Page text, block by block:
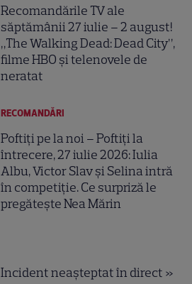
Recomandările TV ale
săptămânii 27 iulie – 2 august!
„The Walking Dead: Dead City”,
filme HBO și telenovele de
neratat
RECOMANDĂRI
Poftiți pe la noi – Poftiți la
întrecere, 27 iulie 2026: Iulia
Albu, Victor Slav și Selina intră
în competiție. Ce surpriză le
pregătește Nea Mărin
Incident neașteptat în direct »